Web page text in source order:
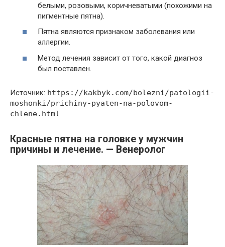
белыми, розовыми, коричневатыми (похожими на
пигментные пятна).
Пятна являются признаком заболевания или
аллергии.
Метод лечения зависит от того, какой диагноз
был поставлен.
Источник: https://kakbyk.com/bolezni/patologii-
moshonki/prichiny-pyaten-na-polovom-
chlene.html
Красные пятна на головке у мужчин
причины и лечение. — Венеролог